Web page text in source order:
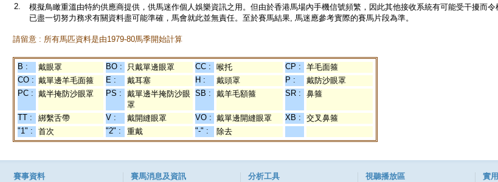
2.
模擬鳥瞰重溫由特約供應商提供，供馬迷作個人娛樂資訊之用。但由於香港馬場內手機信號頻繁，因此其他接收系統有可能受干擾而
已盡一切努力務求有關資料盡可能準確，馬會就此並無責任。至於賽馬結果, 馬迷應參考實際的賽馬片段為準。
請留意 : 所有馬匹資料是由1979-80馬季開始計算
B : 戴眼罩 BO : 只戴單邊眼罩 CC : 喉托 CP :
羊毛面箍
CO : 戴單邊羊毛面箍 E : 戴耳塞 H : 戴頭罩 P :
戴防沙眼罩
PC : 戴半掩防沙眼罩 PS :
戴單邊半掩防沙眼
罩
SB : 戴羊毛額箍 SR : 鼻箍
TT : 綁繫舌帶 V : 戴開縫眼罩 VO : 戴單邊開縫眼罩 XB :
交叉鼻箍
"1" :
首次 "2" : 重戴 "-" : 除去
賽事資料 賽馬消息及資訊 分析工具 視聽播放區 實